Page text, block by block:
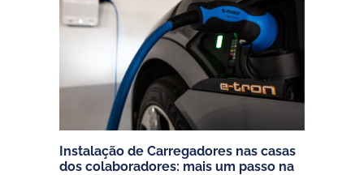
Instalação de Carregadores nas casas
dos colaboradores: mais um passo na